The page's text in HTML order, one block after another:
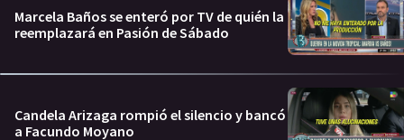
Marcela Baños se enteró por TV de quién la
reemplazará en Pasión de Sábado
Candela Arizaga rompió el silencio y bancó
a Facundo Moyano